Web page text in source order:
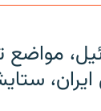
مواضع
ایران،